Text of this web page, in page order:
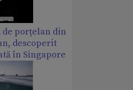
porțelan din
descoperit
în Singapore